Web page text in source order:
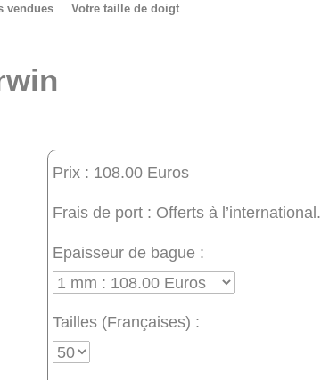
vendues Votre taille de doigt
Prix : 108.00 Euros
Frais de port : Offerts à l’international.
Epaisseur de bague :
Tailles (Françaises) :